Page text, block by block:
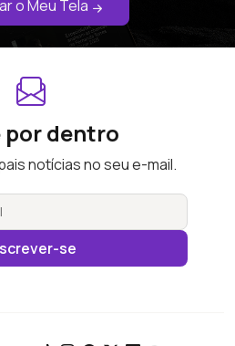
o Meu Tela
por dentro
notícias no seu e-mail.
se